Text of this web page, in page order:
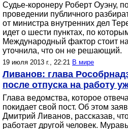
Судье-коронеру Роберт Оуэну,
проведении публичного
от министра внутренних дел
идет о шести пунктах, по
Международный фактор стоит
уточнила, что он не решающий.
19 июля 2013 г., 22:21 В мире
Ливанов: глава
после отпуска на работу
Глава ведомства, которое
покидает свой пост. Об этом
Дмитрий Ливанов, рассказав,
работает другой человек.